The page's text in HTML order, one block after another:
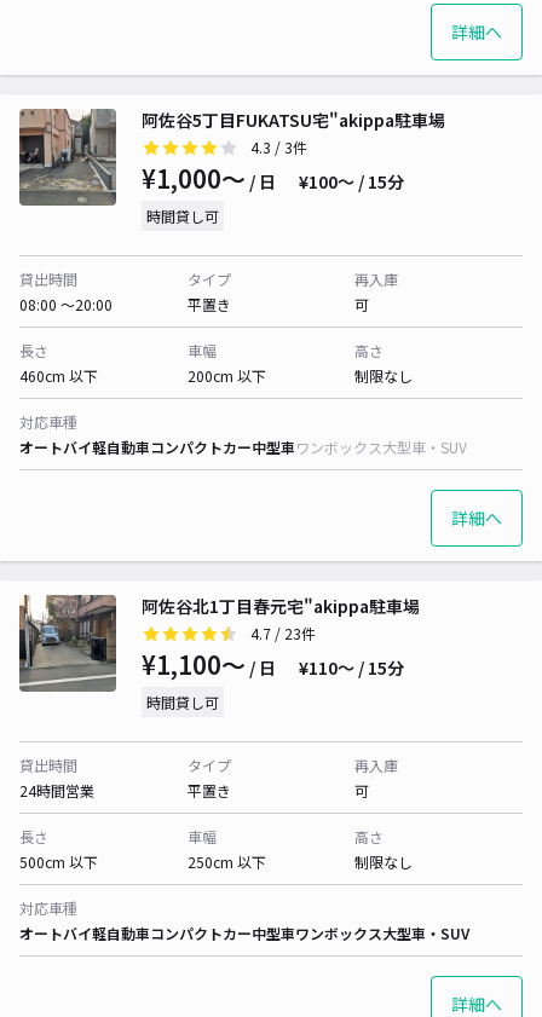
詳細へ
阿佐谷5丁目FUKATSU宅"akippa駐車場
4.3 / 3件
¥1,000〜 / 日 ¥100〜 / 15分
時間貸し可
貸出時間
08:00 〜20:00
タイプ
平置き
再入庫
可
長さ
460cm 以下
車幅
200cm 以下
高さ
制限なし
対応車種
オートバイ軽自動車コンパクトカー中型車ワンボックス大型車・SUV
詳細へ
阿佐谷北1丁目春元宅"akippa駐車場
4.7 / 23件
¥1,100〜 / 日 ¥110〜 / 15分
時間貸し可
貸出時間
24時間営業
タイプ
平置き
再入庫
可
長さ
500cm 以下
車幅
250cm 以下
高さ
制限なし
対応車種
オートバイ軽自動車コンパクトカー中型車ワンボックス大型車・SUV
詳細へ